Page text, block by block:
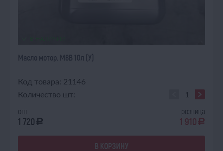
Масло мотор. М8В 10л (У)
Код товара: 21146
Количество шт:
опт
1 720 a
розница
1 910 a
В КОРЗИНУ